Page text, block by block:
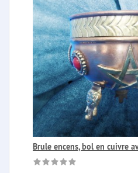
Brule encens, bol en cuivre